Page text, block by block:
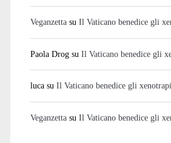
Veganzettasu Il Vaticano benedice gli
Paola Drogsu Il Vaticano benedice gli
lucasu Il Vaticano benedice gli
Veganzettasu Il Vaticano benedice gli